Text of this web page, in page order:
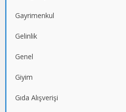
Gayrimenkul
Gelinlik
Genel
Giyim
Gıda Alışverişi